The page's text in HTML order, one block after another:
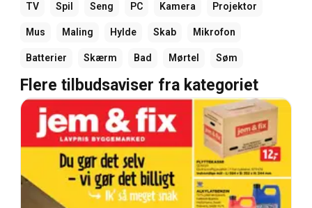
TV Spil Seng PC Kamera Projektor
Mus Maling Hylde Skab Mikrofon
Batterier Skærm Bad Mørtel Søm
Flere tilbudsaviser fra kategoriet